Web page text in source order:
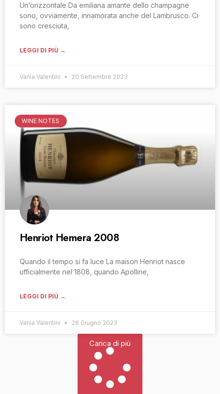
Un’orizzontale Da emiliana amante dello champagne
sono, ovviamente, innamorata anche del Lambrusco. Ci
sono cresciuta,
LEGGI DI PIÙ →
Vania Valentini 20 Settembre 2023
WINE NOTES
Henriot Hemera 2008
Quando il tempo si fa luce La maison Henriot nasce
ufficialmente nel 1808, quando Apolline,
LEGGI DI PIÙ →
Vania Valentini 28 Giugno 2023
Carica di più